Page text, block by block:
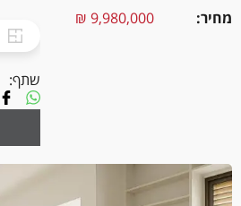
מחיר
9,980,000 ₪
שתף: